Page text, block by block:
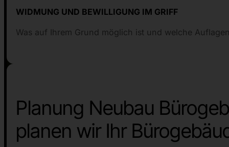
WIDMUNG UND BEWILLIGUNG IM GRIFF
Was auf Ihrem Grund möglich ist und welche
Planung Neubau
planen wir Ihr